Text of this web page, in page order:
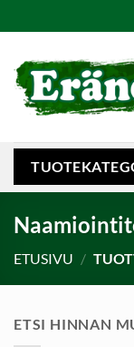
to
content
ETUSIVU /
ETSI HINNAN